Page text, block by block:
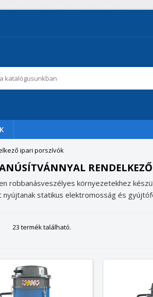
ipari porszívók
robbanásveszélyes környezetekhez
statikus elektromosság és
23 termék található.